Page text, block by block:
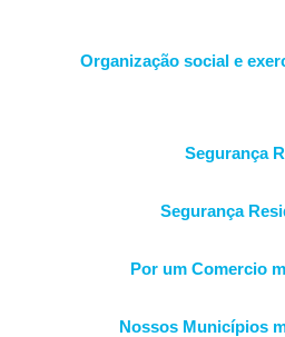
Organização social e
Segurança
Segurança
Por um Comercio
Nossos Municípios